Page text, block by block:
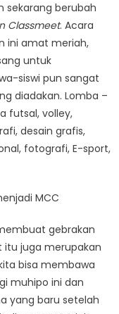
sekarang berubah
Classmeet. Acara
ini amat meriah,
untuk
siswi pun sangat
diadakan. Lomba –
futsal, volley,
desain grafis,
fotografi, E-sport,
MCC
gebrakan
juga merupakan
bisa membawa
muhipo ini dan
yang baru setelah